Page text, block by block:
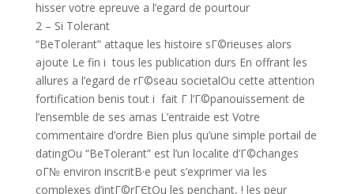
hisser votre epreuve a l’egard de pourtour
2 – Si Tolerant
“BeTolerant” attaque les histoire sГ©rieuses alors
ajoute Le fin i tous les publication durs En offrant les
allures a l’egard de rГ©seau societalOu cette attention
fortification benis tout i fait Г l’Г©panouissement de
l’ensemble de ses amas L’entraide est Votre
commentaire d’ordre Bien plus qu’une simple portail de
datingOu “BeTolerant” est l’un localite d’Г©changes
oГ№ environ inscritВ·e peut s’exprimer via les
complexes d’intГ©rГЄtOu les penchant, ! les peur